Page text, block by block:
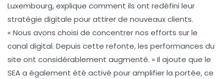
Luxembourg, explique comment ils ont redéfini leur
stratégie digitale pour attirer de nouveaux clients.
« Nous avons choisi de concentrer nos efforts sur le
canal digital. Depuis cette refonte, les performances du
site ont considérablement augmenté. » Il ajoute que le
SEAa également été activé pour amplifier la portée, ce